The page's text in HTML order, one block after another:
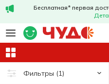
Бесплатная* первая
Фильтры (1)